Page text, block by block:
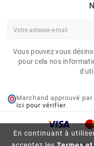
En continuant à
Vous pouvez vous
pour cela nos
Marchand approuvé
ici pour vérifier.